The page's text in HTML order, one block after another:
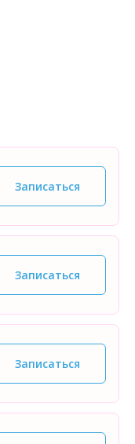
Записаться
Записаться
Записаться